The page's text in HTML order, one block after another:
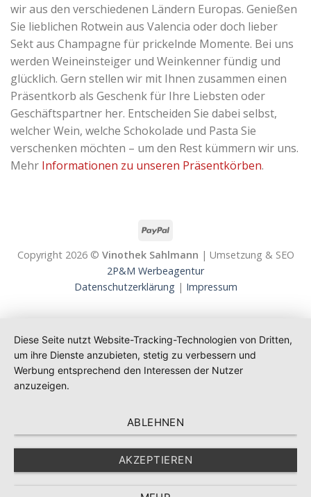
wir aus den verschiedenen Ländern Europas. Genießen
Sie lieblichen Rotwein aus Valencia oder doch lieber
Sekt aus Champagne für prickelnde Momente. Bei uns
werden Weineinsteiger und Weinkenner fündig und
glücklich. Gern stellen wir mit Ihnen zusammen einen
Präsentkorb als Geschenk für Ihre Liebsten oder
Geschäftspartner her. Entscheiden Sie dabei selbst,
welcher Wein, welche Schokolade und Pasta Sie
verschenken möchten – um den Rest kümmern wir uns.
Mehr Informationen zu unseren Präsentkörben.
Copyright 2026 © Vinothek Sahlmann | Umsetzung & SEO
2P&M Werbeagentur
Datenschutzerklärung | Impressum
Diese Seite nutzt Website-Tracking-Technologien von Dritten,
um ihre Dienste anzubieten, stetig zu verbessern und
Werbung entsprechend den Interessen der Nutzer
anzuzeigen.
ABLEHNEN
AKZEPTIEREN